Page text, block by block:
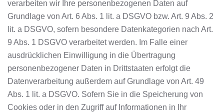
verarbeiten wir Ihre personenbezogenen Daten auf
Grundlage von Art. 6 Abs. 1 lit. a DSGVO bzw. Art. 9 Abs. 2
lit. a DSGVO, sofern besondere Datenkategorien nach Art.
9 Abs. 1 DSGVO verarbeitet werden. Im Falle einer
ausdrücklichen Einwilligung in die Übertragung
personenbezogener Daten in Drittstaaten erfolgt die
Datenverarbeitung außerdem auf Grundlage von Art. 49
Abs. 1 lit. a DSGVO. Sofern Sie in die Speicherung von
Cookies oder in den Zugriff auf Informationen in Ihr